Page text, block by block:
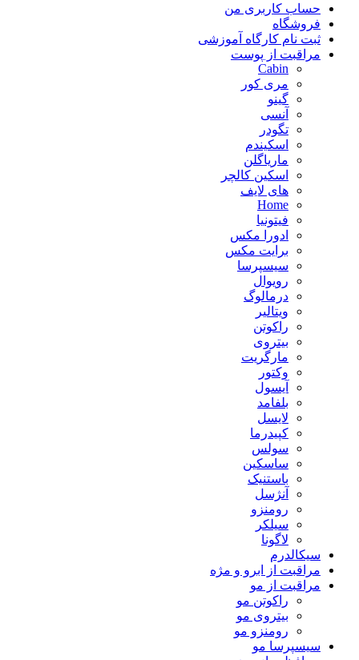
حساب کاربری من
فروشگاه
ثبت نام کارگاه آموزشی
مراقبت از پوست
Cabin
مری کور
گینو
آنسی
تگودر
اسکیندم
ماریاگلن
اسکین کالچر
های لایف
Home
فیتونیا
ادورا مکس
برایت مکس
سیسپرسا
رویوال
درمالوگ
ویتالیر
راکوتن
بیتروی
مارگریت
وکتور
آیسول
بلفامد
لایسل
کپیدرما
سولس
ساسکین
باستنیک
آنژسل
رومنزو
سیلکر
لاگونا
سیکالدرم
مراقبت از ابرو و مژه
مراقبت از مو
راکوتن مو
بیتروی مو
رومنزو مو
سیسپرسا مو